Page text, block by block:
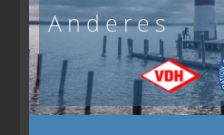
Anderes